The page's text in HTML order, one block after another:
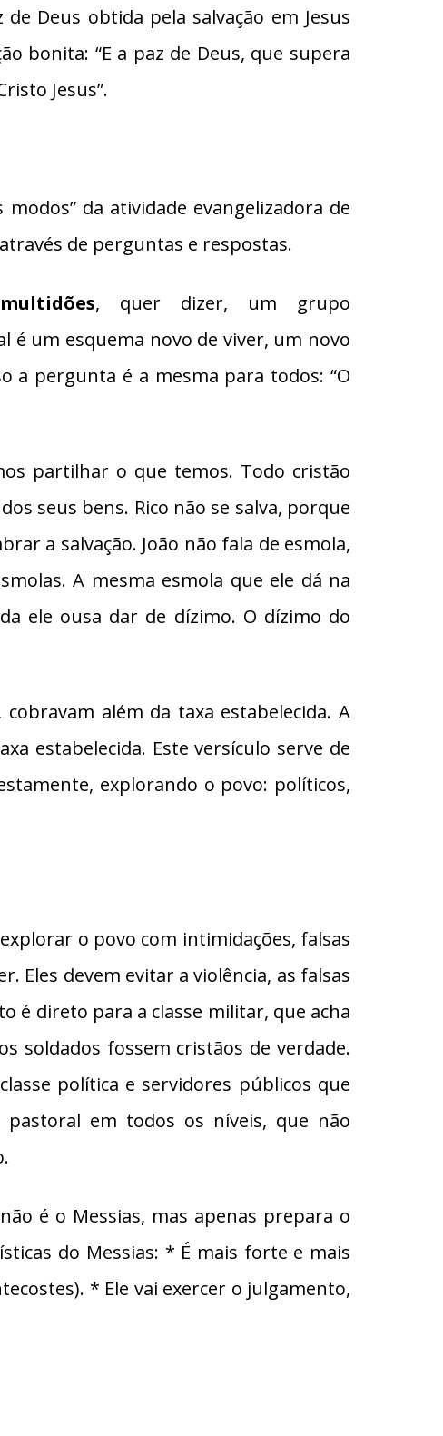
Deus obtida pela salvação em Jesus
bonita: “E a paz de Deus, que supera
Jesus”.
da atividade evangelizadora de
de perguntas e respostas.
multidões, quer dizer, um grupo
é um esquema novo de viver, um novo
a pergunta é a mesma para todos: “O
partilhar o que temos. Todo cristão
seus bens. Rico não se salva, porque
a salvação. João não fala de esmola,
A mesma esmola que ele dá na
ele ousa dar de dízimo. O dízimo do
além da taxa estabelecida. A
estabelecida. Este versículo serve de
explorando o povo: políticos,
o povo com intimidações, falsas
Eles devem evitar a violência, as falsas
é direto para a classe militar, que acha
soldados fossem cristãos de verdade.
política e servidores públicos que
em todos os níveis, que não
é o Messias, mas apenas prepara o
do Messias: * É mais forte e mais
* Ele vai exercer o julgamento,